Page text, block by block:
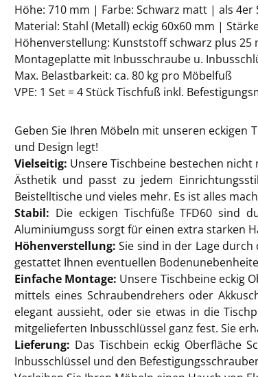
Höhe: 710 mm | Farbe: Schwarz matt | als 4er
Material: Stahl (Metall) eckig 60x60 mm |
Höhenverstellung: Kunststoff schwarz plus
Montageplatte mit Inbusschraube u.
Max. Belastbarkeit: ca. 80 kg pro Möbelfuß
VPE: 1 Set = 4 Stück Tischfuß inkl.
Geben Sie Ihren Möbeln mit unseren
und Design legt!
Vielseitig: Unsere Tischbeine bestechen
Ästhetik und passt zu jedem
Beistelltische und vieles mehr. Es ist alles
Stabil: Die eckigen Tischfüße TFD60 sind
Aluminiumguss sorgt für einen extra starken
Höhenverstellung:Sie sind in der Lage
gestattet Ihnen eventuellen
Einfache Montage: Unsere Tischbeine eckig
mittels eines Schraubendrehers oder
elegant aussieht, oder sie etwas in die
mitgelieferten Inbusschlüssel ganz fest. Sie
Lieferung: Das Tischbein eckig Oberfläche
Inbusschlüssel und den